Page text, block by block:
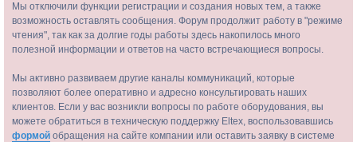
Мы отключили функции регистрации и создания новых тем, а также
возможность оставлять сообщения. Форум продолжит работу в "режиме
чтения", так как за долгие годы работы здесь накопилось много
полезной информации и ответов на часто встречающиеся вопросы.
Мы активно развиваем другие каналы коммуникаций, которые
позволяют более оперативно и адресно консультировать наших
клиентов. Если у вас возникли вопросы по работе оборудования, вы
можете обратиться в техническую поддержку Eltex, воспользовавшись
формой обращения на сайте компании или оставить заявку в системе